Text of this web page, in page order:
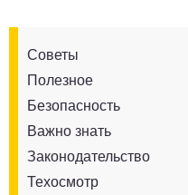
Советы
Полезное
Безопасность
Важно знать
Законодательство
Техосмотр